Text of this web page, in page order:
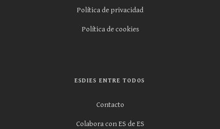
Política de privacidad
Política de cookies
ESDIES ENTRE TODOS
Contacto
Colabora con ES de ES